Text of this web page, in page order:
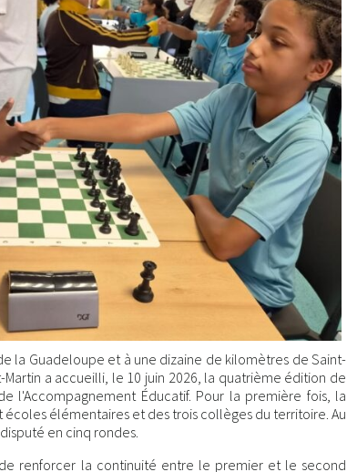
la Guadeloupe et à une dizaine de kilomètres de Saint-
a accueilli, le 10 juin 2026, la quatrième édition de
l'Accompagnement Éducatif. Pour la première fois, la
élémentaires et des trois collèges du territoire. Au
en cinq rondes.
renforcer la continuité entre le premier et le second